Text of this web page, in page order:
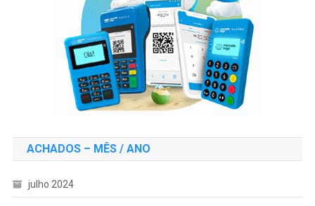
ACHADOS – MÊS / ANO
julho 2024